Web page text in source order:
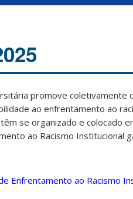
promove
ao enfrentamento ao
se organizado e colocado
ao Racismo Institucional
Enfrentamento ao Racismo